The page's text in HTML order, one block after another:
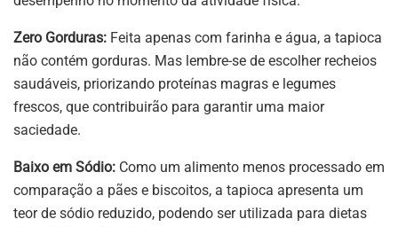
Zero Gorduras: Feita apenas com farinha e água, a tapioca
não contém gorduras. Mas lembre-se de escolher recheios
saudáveis, priorizando proteínas magras e legumes
frescos, que contribuirão para garantir uma maior
saciedade.
Baixo em Sódio: Como um alimento menos processado em
comparação a pães e biscoitos, a tapioca apresenta um
teor de sódio reduzido, podendo ser utilizada para dietas